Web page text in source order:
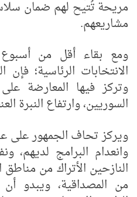
مريحة تُتيح لهم ضمان
مشاريعهم.
ومع بقاء أقل من
الانتخابات الرئاسية؛ فإن
وتركز فيها المعارضة
السوريين، وارتفاع النبرة
ويركز تحاف الجمهور على
وانعدام البرامج لديهم،
النازحين الأتراك من مناطق
من المصداقية، ويبدو